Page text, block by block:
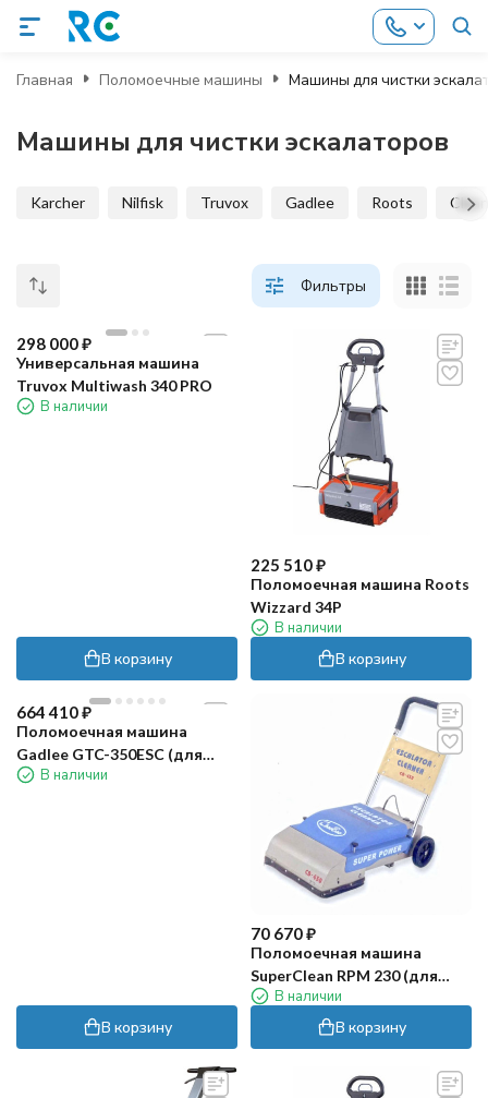
Главная Поломоечные машины Машины для чистки
Машины для чистки эскалаторов
Karcher Nilfisk Truvox Gadlee Roots
Фильтры
298 000₽
Универсальная машина
Truvox Multiwash 340 PRO
В наличии
В корзину
225 510₽
Поломоечная машина Roots
Wizzard 34P
В наличии
В корзину
664 410₽
Поломоечная машина
Gadlee GTC-350ESC (для
эскалатора)
В наличии
В корзину
70 670₽
Поломоечная машина
SuperClean RPM 230 (для
эскалаторов)
В наличии
В корзину